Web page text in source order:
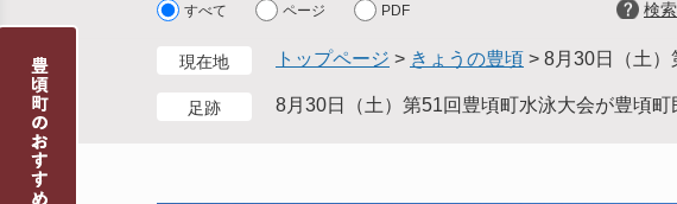
へ
ト すべて ページ PDF 検
現在地 トップページ > きょうの豊頃 > 8月30日（土）
足跡 8月30日（土）第51回豊頃町水泳大会が豊頃町